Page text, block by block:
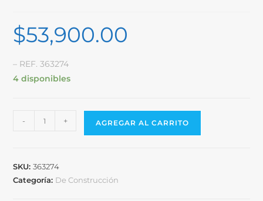
$53,900.00
– REF. 363274
4 disponibles
- + AGREGAR AL CARRITO
SKU:363274
Categoría: De Construcción